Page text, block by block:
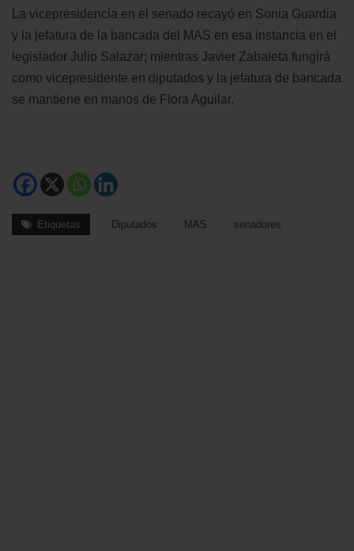
La vicepresidencia en el senado recayó en Sonia Guardia
y la jefatura de la bancada del MAS en esa instancia en el
legislador Julio Salazar; mientras Javier Zabaleta fungirá
como vicepresidente en diputados y la jefatura de bancada
se mantiene en manos de Flora Aguilar.
Etiquetas Diputados MAS senadores